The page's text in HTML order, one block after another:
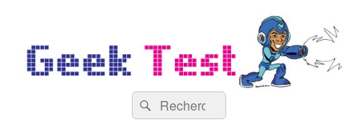
Recherche :
Rechercher